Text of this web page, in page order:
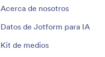
Acerca de nosotros
Datos de Jotform para IA
Kit de medios